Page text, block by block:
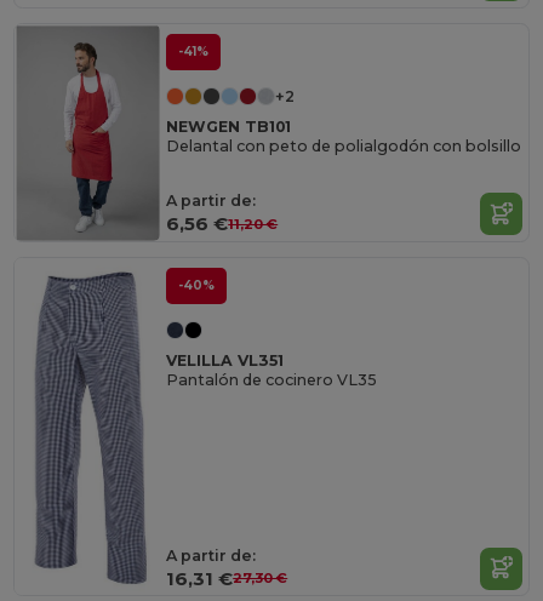
-41%
+2
NEWGEN TB101
Delantal con peto de polialgodón con bolsillo
A partir de:
6,56 €11,20 €
-40%
VELILLA VL351
Pantalón de cocinero VL35
A partir de:
16,31 €27,30 €